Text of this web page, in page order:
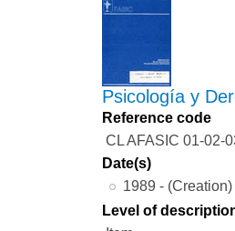
Psicología y
Reference code
CL AFASIC 01-02-
Date(s)
1989 - (Creation)
Level of